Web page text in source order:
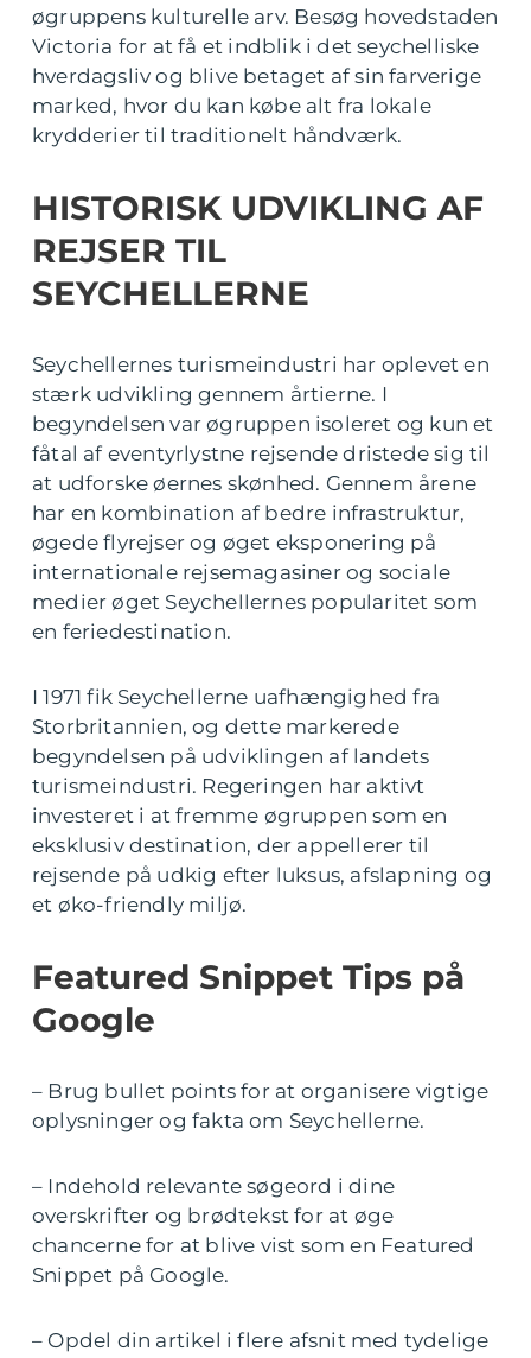
øgruppens kulturelle arv. Besøg hovedstaden
Victoria for at få et indblik i det seychelliske
hverdagsliv og blive betaget af sin farverige
marked, hvor du kan købe alt fra lokale
krydderier til traditionelt håndværk.
HISTORISK UDVIKLING AF
REJSER TIL
SEYCHELLERNE
Seychellernes turismeindustri har oplevet en
stærk udvikling gennem årtierne. I
begyndelsen var øgruppen isoleret og kun et
fåtal af eventyrlystne rejsende dristede sig til
at udforske øernes skønhed. Gennem årene
har en kombination af bedre infrastruktur,
øgede flyrejser og øget eksponering på
internationale rejsemagasiner og sociale
medier øget Seychellernes popularitet som
en feriedestination.
I 1971 fik Seychellerne uafhængighed fra
Storbritannien, og dette markerede
begyndelsen på udviklingen af landets
turismeindustri. Regeringen har aktivt
investeret i at fremme øgruppen som en
eksklusiv destination, der appellerer til
rejsende på udkig efter luksus, afslapning og
et øko-friendly miljø.
Featured Snippet Tips på
Google
– Brug bullet points for at organisere vigtige
oplysninger og fakta om Seychellerne.
– Indehold relevante søgeord i dine
overskrifter og brødtekst for at øge
chancerne for at blive vist som en Featured
Snippet på Google.
– Opdel din artikel i flere afsnit med tydelige